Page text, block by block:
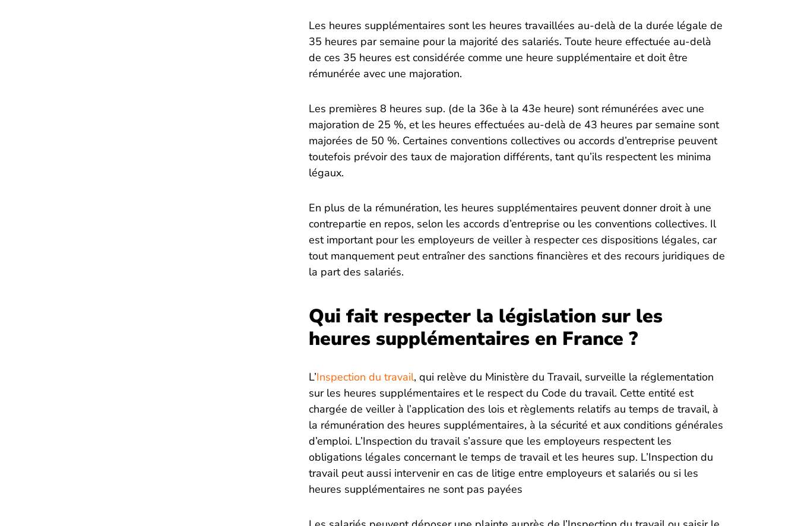
Les heures supplémentaires sont les heures travaillées au-delà de la durée légale de
35 heures par semaine pour la majorité des salariés. Toute heure effectuée au-delà
de ces 35 heures est considérée comme une heure supplémentaire et doit être
rémunérée avec une majoration.
Les premières 8 heures sup. (de la 36e à la 43e heure) sont rémunérées avec une
majoration de 25 %, et les heures effectuées au-delà de 43 heures par semaine sont
majorées de 50 %. Certaines conventions collectives ou accords d’entreprise peuvent
toutefois prévoir des taux de majoration différents, tant qu’ils respectent les minima
légaux.
En plus de la rémunération, les heures supplémentaires peuvent donner droit à une
contrepartie en repos, selon les accords d’entreprise ou les conventions collectives. Il
est important pour les employeurs de veiller à respecter ces dispositions légales, car
tout manquement peut entraîner des sanctions financières et des recours juridiques de
la part des salariés.
Qui fait respecter la législation sur les
heures supplémentaires en France ?
L’Inspection du travail, qui relève du Ministère du Travail, surveille la réglementation
sur les heures supplémentaires et le respect du Code du travail. Cette entité est
chargée de veiller à l’application des lois et règlements relatifs au temps de travail, à
la rémunération des heures supplémentaires, à la sécurité et aux conditions générales
d’emploi. L’Inspection du travail s’assure que les employeurs respectent les
obligations légales concernant le temps de travail et les heures sup. L’Inspection du
travail peut aussi intervenir en cas de litige entre employeurs et salariés ou si les
heures supplémentaires ne sont pas payées